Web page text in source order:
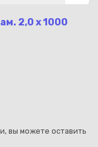
2,0 x 1000
вы можете оставить